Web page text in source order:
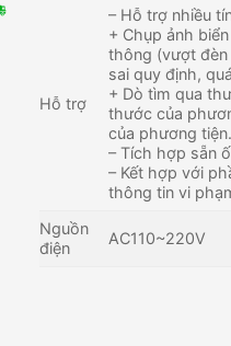
Còn hàng - Giao nhanh
Hỗ trợ
– Hỗ trợ nhiều
+ Chụp ảnh
thông (vượt đèn
sai quy định,
+ Dò tìm qua
thước của
của phương tiện.
– Tích hợp sẵn
– Kết hợp với
thông tin vi
Nguồn
điện
AC110~220V